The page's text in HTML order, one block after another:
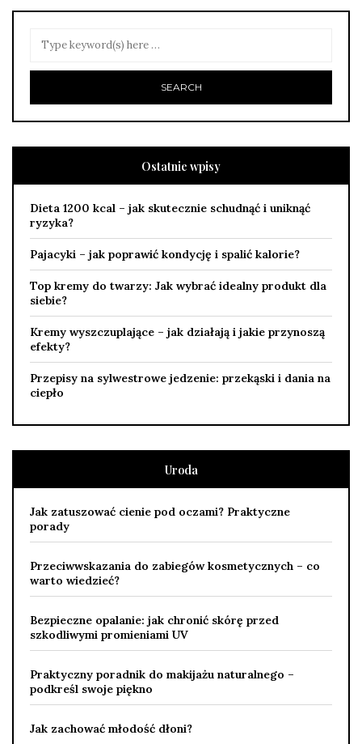
Ostatnie wpisy
Dieta 1200 kcal – jak skutecznie schudnąć i uniknąć
ryzyka?
Pajacyki – jak poprawić kondycję i spalić kalorie?
Top kremy do twarzy: Jak wybrać idealny produkt dla
siebie?
Kremy wyszczuplające – jak działają i jakie przynoszą
efekty?
Przepisy na sylwestrowe jedzenie: przekąski i dania na
ciepło
Uroda
Jak zatuszować cienie pod oczami? Praktyczne
porady
Przeciwwskazania do zabiegów kosmetycznych – co
warto wiedzieć?
Bezpieczne opalanie: jak chronić skórę przed
szkodliwymi promieniami UV
Praktyczny poradnik do makijażu naturalnego –
podkreśl swoje piękno
Jak zachować młodość dłoni?